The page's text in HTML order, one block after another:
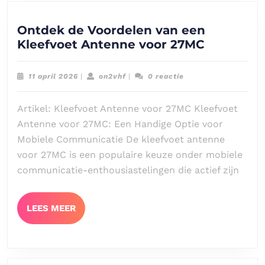
Ontdek de Voordelen van een
Kleefvoet Antenne voor 27MC
Kleefvoet
Antenne
voor
27MC
11 april 2026 11| on2vhfon2vhf
| 0 reactie
Artikel: Kleefvoet Antenne voor 27MC Kleefvoet
Antenne voor 27MC: Een Handige Optie voor
Mobiele Communicatie De kleefvoet antenne
voor 27MC is een populaire keuze onder mobiele
communicatie-enthousiastelingen die actief zijn
LEES MEERLEES
MEER